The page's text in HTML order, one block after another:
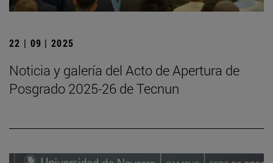
22 | 09 | 2025
Noticia y galería del Acto de Apertura de
Posgrado 2025-26 de Tecnun